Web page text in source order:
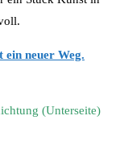
ein neuer Weg.
(Unterseite)